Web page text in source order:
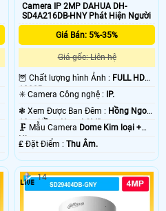
Camera IP 2MP DAHUA DH-
SD4A216DB-HNY Phát Hiện Người
Giá Bán: 5%-35%
Giá gốc: Liên hệ
🦉 Chất lượng hình Ảnh : FULL HD
1080P .
✳️ Camera Công nghệ : IP.
❃ Xem Được Ban Đêm : Hồng Ngoại
10m Hồng Ngoại SMD.
🗜️ Mẫu Camera Dome Kim loại +
Nhựa.
️₤ Đặt Điểm :Thu Âm.
14